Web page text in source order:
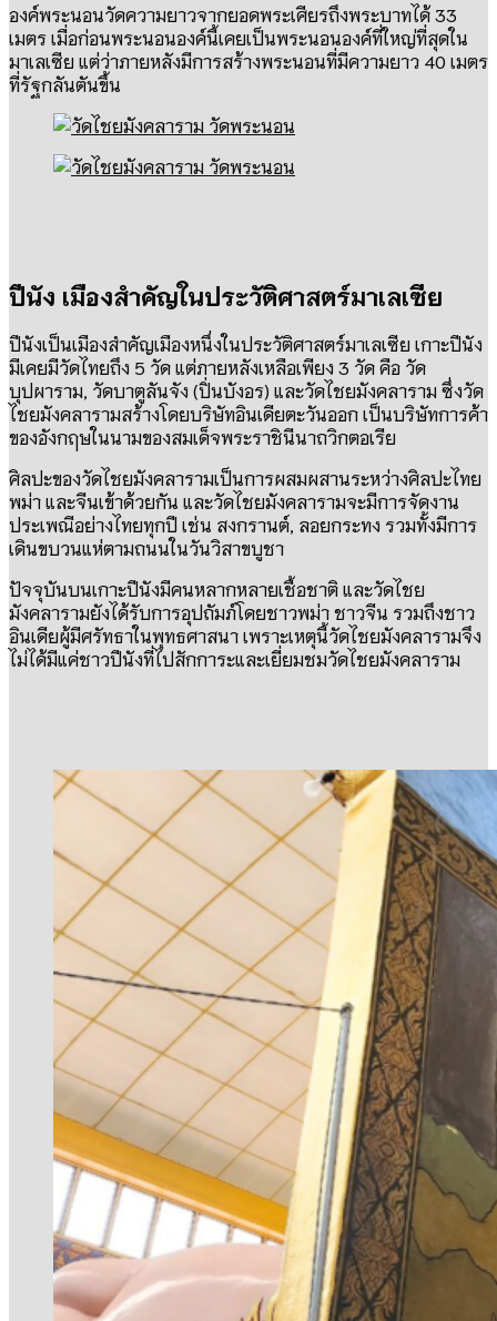
องค์พระนอนวัดความยาวจากยอดพระเศียรถึงพระบาทได้33
เมตร เมื่อก่อนพระนอนองค์นี้เคยเป็นพระนอนองค์ที่ใหญ่ที่สุดใน
มาเลเซีย แต่ว่าภายหลังมีการสร้างพระนอนที่มีความยาว 40 เมตร
ที่รัฐกลันตันขึ้น
ปีนัง เมืองสำคัญในประวัติศาสตร์มาเลเซีย
ปีนังเป็นเมืองสำคัญเมืองหนึ่งในประวัติศาสตร์มาเลเซีย เกาะปีนัง
มีเคยมีวัดไทยถึง 5 วัด แต่ภายหลังเหลือเพียง 3 วัด คือ วัด
บุปผาราม วัดบาตูลันจัง (ปิ่นบังอร) และวัดไชยมังคลาราม ซึ่งวัด
ไชยมังคลารามสร้างโดยบริษัทอินเดียตะวันออก เป็นบริษัทการค้า
ของอังกฤษในนามของสมเด็จพระราชินีนาถวิกตอเรีย
ศิลปะของวัดไชยมังคลารามเป็นการผสมผสานระหว่างศิลปะไทย
พม่า และจีนเข้าด้วยกัน และวัดไชยมังคลารามจะมีการจัดงาน
ประเพณีอย่างไทยทุกปี เช่น สงกรานต์ ลอยกระทง รวมทั้งมีการ
เดินขบวนแห่ตามถนนในวันวิสาขบูชา
ปัจจุบันบนเกาะปีนังมีคนหลากหลายเชื้อชาติ และวัดไชย
มังคลารามยังได้รับการอุปถัมภ์โดยชาวพม่า ชาวจีน รวมถึงชาว
อินเดียผู้มีศรัทธาในพุทธศาสนา เพราะเหตุนี้วัดไชยมังคลารามจึง
ไม่ได้มีแค่ชาวปีนังที่ไปสักการะและเยี่ยมชมวัดไชยมังคลาราม